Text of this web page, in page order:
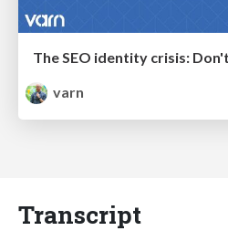
varn
Transcript